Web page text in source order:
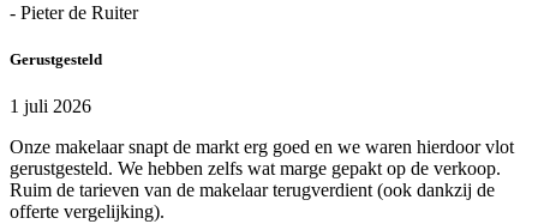
- Pieter de Ruiter
Gerustgesteld
1 juli 2026
Onze makelaar snapt de markt erg goed en we waren hierdoor vlot
gerustgesteld. We hebben zelfs wat marge gepakt op de verkoop.
Ruim de tarieven van de makelaar terugverdient (ook dankzij de
offerte vergelijking).